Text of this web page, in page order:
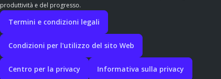
produttività e del progresso.
Termini e condizioni legali
Condizioni per l'utilizzo del sito Web
Centro per la privacy Informativa sulla privacy